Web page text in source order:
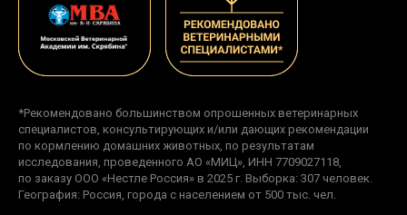
*Рекомендовано большинством опрошенных ветеринарных
специалистов, консультирующих и/или дающих рекомендации
по кормлению домашних животных, по результатам
исследования, проведенного АО «МИЦ», ИНН 7709027118,
по заказу ООО «Нестле Россия» в 2025 г. Выборка: 307 человек.
География: Россия, города с населением от 500 тыс. чел.